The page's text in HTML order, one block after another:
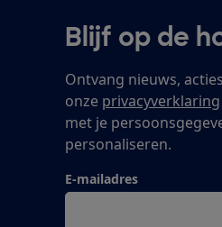
Blijf op de
Ontvang nieuws,
onze privacyverklaring
met je
personaliseren.
E-mailadres